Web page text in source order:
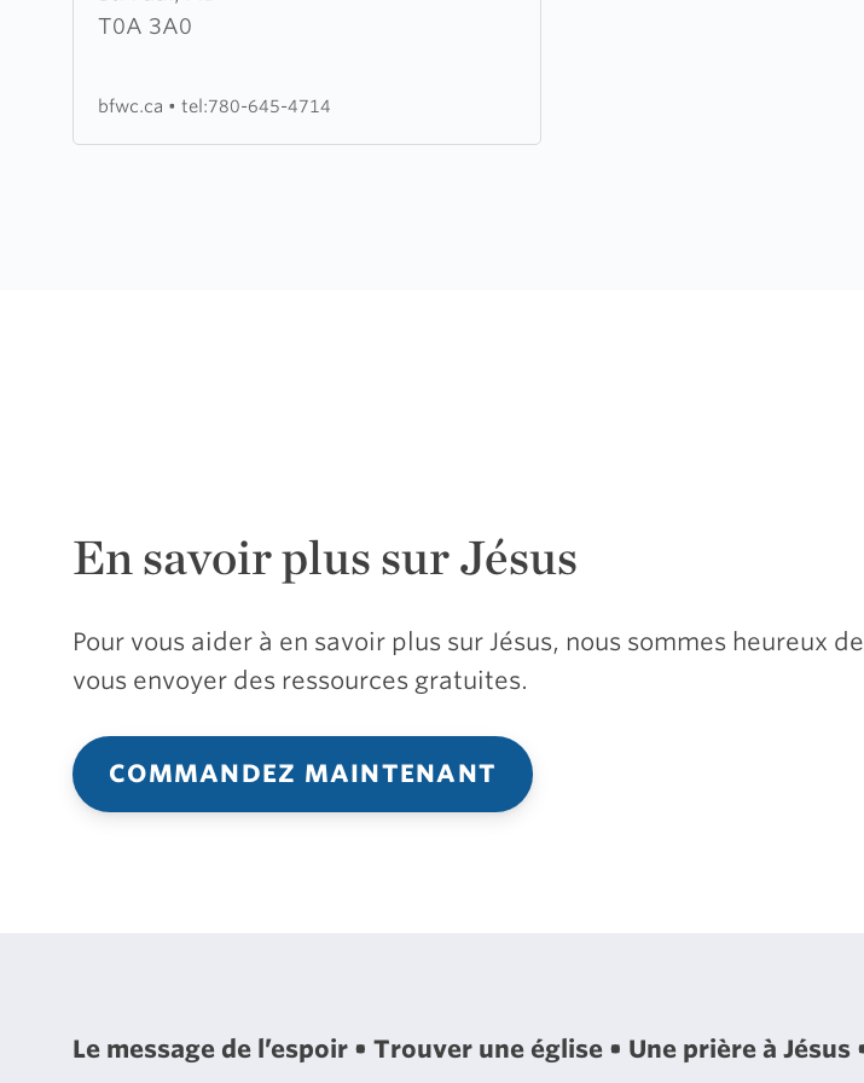
T0A 3A0
Family
Centre
bfwc.ca • tel:780-645-4714
En savoir plus sur Jésus
Pour vous aider à en savoir plus sur Jésus, nous sommes heureux de
vous envoyer des ressources gratuites.
COMMANDEZ MAINTENANT
Le message de l’espoir Trouver une église Une prière à Jésus